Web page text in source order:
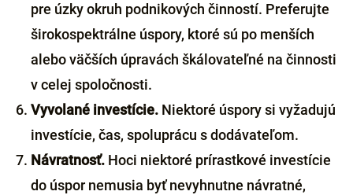
pre úzky okruh podnikových činností. Preferujte
širokospektrálne úspory, ktoré sú po menších
alebo väčších úpravách škálovateľné na činnosti
v celej spoločnosti.
Vyvolané investície. Niektoré úspory si vyžadujú
investície, čas, spoluprácu s dodávateľom.
Návratnosť. Hoci niektoré prírastkové investície
do úspor nemusia byť nevyhnutne návratné,